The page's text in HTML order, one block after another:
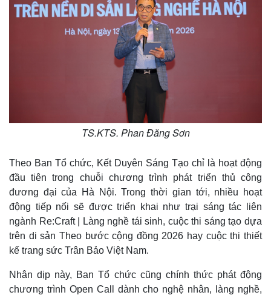
Quân sự - Quốc phòng
Vũ khí
Việt Nam
Phân tích
TS.KTS. Phan Đăng Sơn
Theo Ban Tổ chức, Kết Duyên Sáng Tạo chỉ là hoạt động
đầu tiên trong chuỗi chương trình phát triển thủ công
đương đại của Hà Nội. Trong thời gian tới, nhiều hoạt
động tiếp nối sẽ được triển khai như trại sáng tác liên
ngành Re:Craft | Làng nghề tái sinh, cuộc thi sáng tạo dựa
trên di sản Theo bước cộng đồng 2026 hay cuộc thi thiết
kế trang sức Trân Bảo Việt Nam.
Nhân dịp này, Ban Tổ chức cũng chính thức phát động
chương trình Open Call dành cho nghệ nhân, làng nghề,